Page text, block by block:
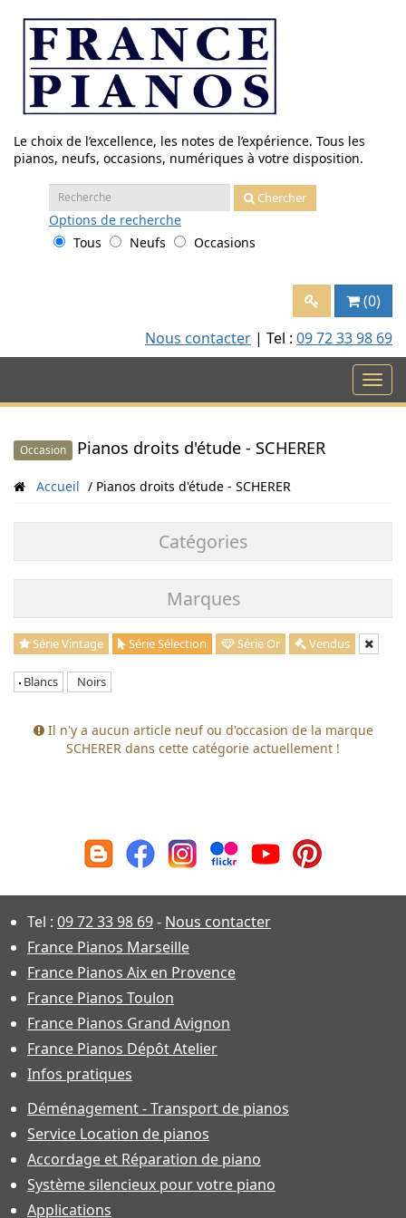
contenu
Le choix de l’excellence, les notes de l’expérience. Tous les
pianos, neufs, occasions, numériques à votre disposition.
Recherche
:
Chercher
Options de recherche
Tous
Neufs Occasions
(0)
Nous contacter | Tel : 09 72 33 98 69
Occasion Pianos droits d'étude - SCHERER
Accueil Pianos droits d'étude - SCHERER
Catégories
Marques
Série Vintage Série Sélection Série Or Vendus
Blancs Noirs
Il n'y a aucun article neuf ou d'occasion de la marque
SCHERER dans cette catégorie actuellement !
Tel : 09 72 33 98 69- Nous contacter
France Pianos Marseille
France Pianos Aix en Provence
France Pianos Toulon
France Pianos Grand Avignon
France Pianos Dépôt Atelier
Infos pratiques
Déménagement - Transport de pianos
Service Location de pianos
Accordage et Réparation de piano
Système silencieux pour votre piano
Applications